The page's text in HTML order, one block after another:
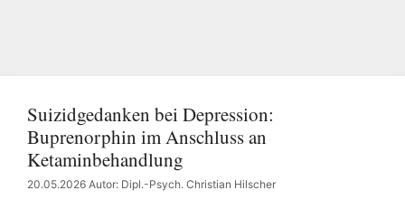
Suizidgedanken bei Depression:
Buprenorphin im Anschluss an
Ketaminbehandlung
20.05.2026 Autor: Dipl.-Psych. Christian Hilscher